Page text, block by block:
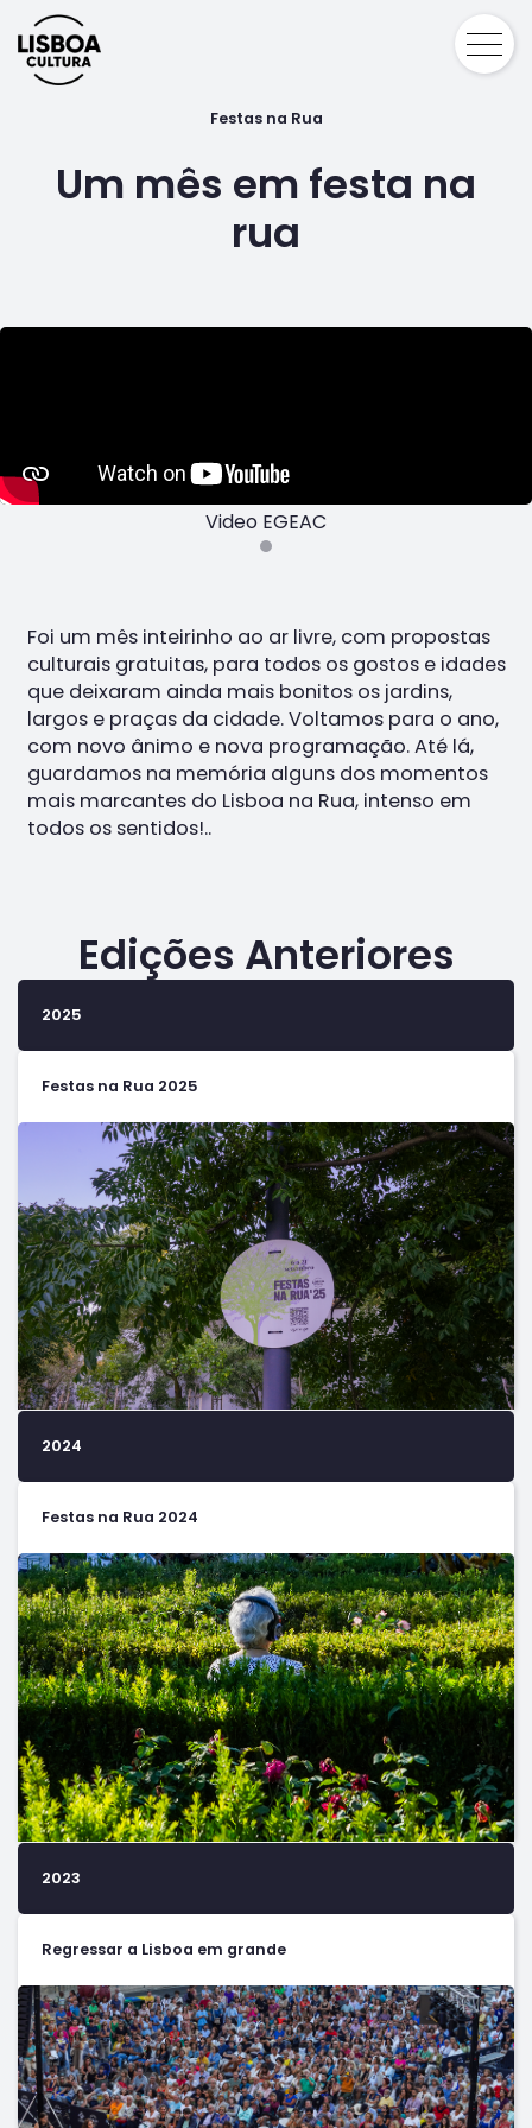
Festas na Rua
Um mês em festa na
rua
Video EGEAC
Foi um mês inteirinho ao ar livre, com propostas
culturais gratuitas, para todos os gostos e idades
que deixaram ainda mais bonitos os jardins,
largos e praças da cidade. Voltamos para o ano,
com novo ânimo e nova programação. Até lá,
guardamos na memória alguns dos momentos
mais marcantes do Lisboa na Rua, intenso em
todos os sentidos!..
Edições Anteriores
2025
Festas na Rua 2025
2024
Festas na Rua 2024
2023
Regressar a Lisboa em grande